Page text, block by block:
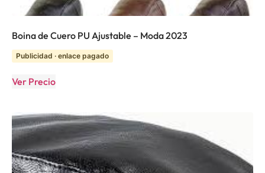
Boina de Cuero PU Ajustable – Moda 2023
Publicidad · enlace pagado
Ver Precio